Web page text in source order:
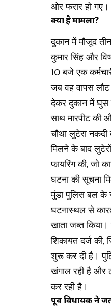
ओर फरार हो गए।
क्या है मामला?
दुकान में मौजूद
कुमार सिंह और
10 बजे एक
जब वह वापस
देकर दुकान में घुस
साथ मारपीट की
चौथा लुटेरा
मिलने के बाद
फायरिंग की, जो
घटना की सूचना
मुंडा पुलिस बल के
घटनास्थल से
खाता जब्त
शिकायत दर्ज
शुरू कर दी है।
खंगाल रही है और
कर रही है।
पूर्व विधायक ने